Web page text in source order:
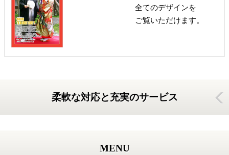
全てのデザインを
ご覧いただけます。
柔軟な対応と充実のサービス
MENU